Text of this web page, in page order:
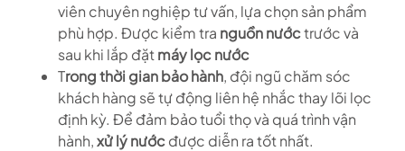
viên chuyên nghiệp tư vấn, lựa chọn sản phẩm
phù hợp. Được kiểm tra nguồn nướctrước và
sau khi lắp đặt máy lọc nước
Trong thời gian bảo hành, đội ngũ chăm sóc
khách hàng sẽ tự động liên hệ nhắc thay lõi lọc
định kỳ. Để đảm bảo tuổi thọ và quá trình vận
hành,xử lý nướcđược diễn ra tốt nhất.